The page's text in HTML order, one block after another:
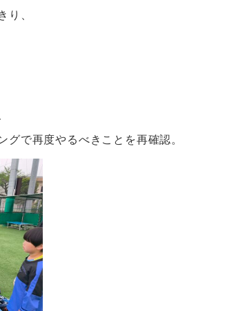
り、
で再度やるべきことを再確認。